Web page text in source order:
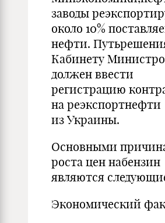
заводы
около 10%
нефти.
Кабинету
должен ввести
регистрацию
на реэкспортнефти
из Украины.
Основными
роста цен набензин
являются
Экономический